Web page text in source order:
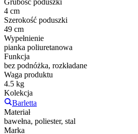
4 cm
Szerokość poduszki
49 cm
Wypełnienie
pianka poliuretanowa
Funkcja
bez podnóżka, rozkładane
Waga produktu
4.5 kg
Kolekcja
Barletta
Materiał
bawełna, poliester, stal
Marka